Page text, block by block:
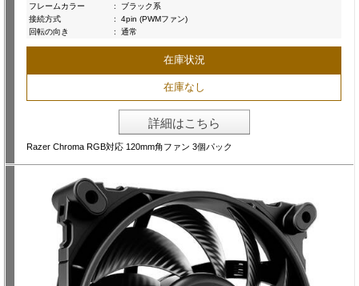
フレームカラー
:
ブラック系
接続方式
:
4pin (PWMファン)
回転の向き
: 通常
在庫状況
在庫なし
詳細はこちら
Razer Chroma RGB対応 120mm角ファン 3個パック